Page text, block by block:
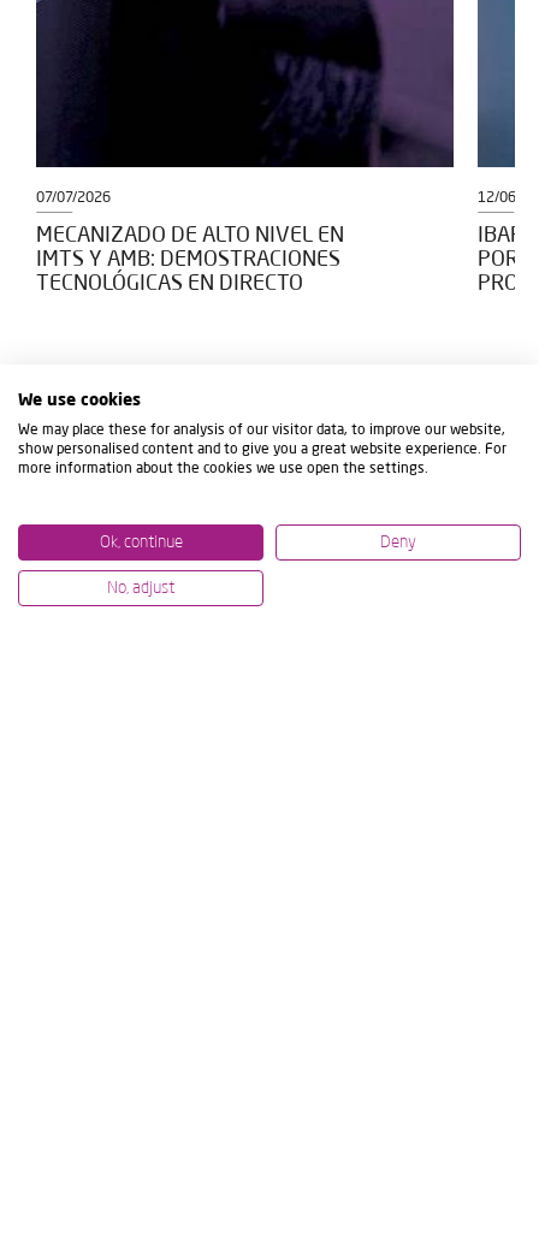
07/07/2026
MECANIZADO DE ALTO NIVEL EN
IMTS Y AMB: DEMOSTRACIONES
TECNOLÓGICAS EN DIRECTO
12/06/
POR
We use cookies
We may place these for analysis of our visitor data, to improve our website,
show personalised content and to give you a great website experience. For
more information about the cookies we use open the settings.
Ok, continue Deny
No, adjust